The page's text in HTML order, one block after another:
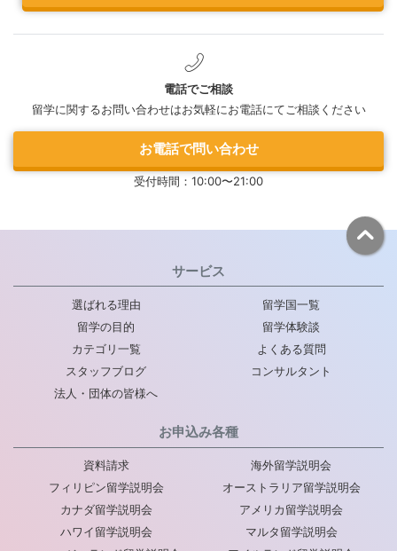
電話でご相談
留学に関するお問い合わせはお気軽にお電話にてご相談ください
お電話で問い合わせ
受付時間：10:00〜21:00
サービス
選ばれる理由
留学国一覧
留学の目的
留学体験談
カテゴリ一覧
よくある質問
スタッフブログ
コンサルタント
法人・団体の皆様へ
お申込み各種
資料請求
海外留学説明会
フィリピン留学説明会
オーストラリア留学説明会
カナダ留学説明会
アメリカ留学説明会
ハワイ留学説明会
マルタ留学説明会